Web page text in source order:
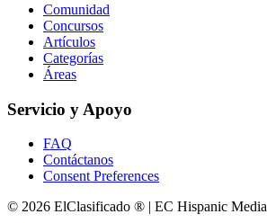
Comunidad
Concursos
Artículos
Categorías
Áreas
Servicio y Apoyo
FAQ
Contáctanos
Consent Preferences
© 2026 ElClasificado ® | EC Hispanic Media